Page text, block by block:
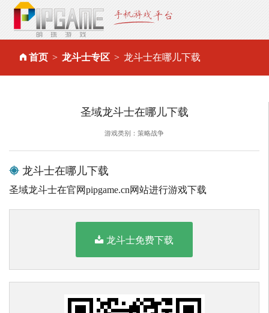
首页 龙斗士专区 龙斗士在哪儿下载
圣域龙斗士在哪儿下载
游戏类别：策略战争
龙斗士在哪儿下载
圣域龙斗士在官网pipgame.cn网站进行游戏下载
龙斗士免费下载